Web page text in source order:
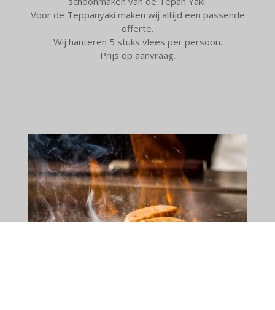
Voor de Teppanyaki maken wij altijd een passende
offerte.
Wij hanteren 5 stuks vlees per persoon.
Prijs op aanvraag.